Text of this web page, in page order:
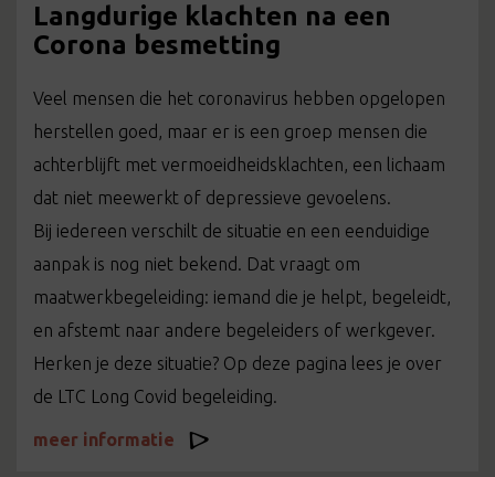
Langdurige klachten na een
Corona besmetting
Veel mensen die het coronavirus hebben opgelopen
herstellen goed, maar er is een groep mensen die
achterblijft met vermoeidheidsklachten, een lichaam
dat niet meewerkt of depressieve gevoelens.
Bij iedereen verschilt de situatie en een eenduidige
aanpak is nog niet bekend. Dat vraagt om
maatwerkbegeleiding: iemand die je helpt, begeleidt,
en afstemt naar andere begeleiders of werkgever.
Herken je deze situatie? Op deze pagina lees je over
de LTC Long Covid begeleiding.
meer informatie